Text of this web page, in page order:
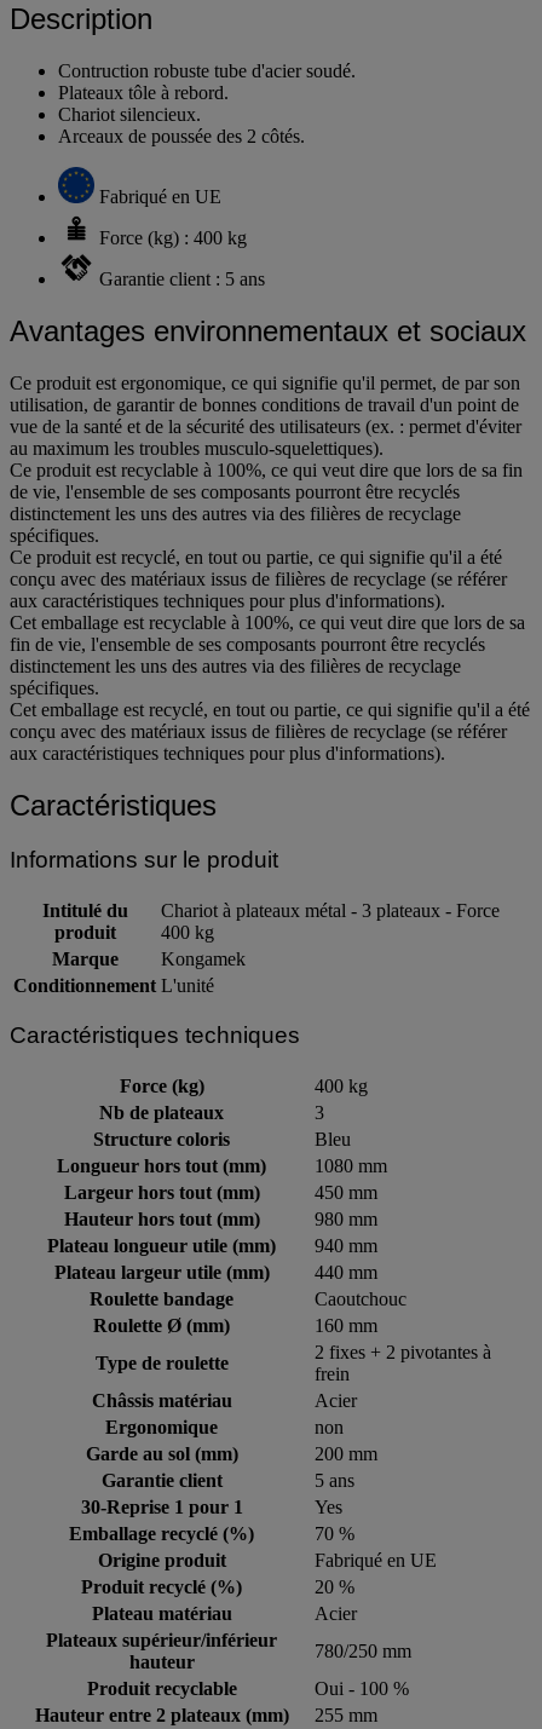
Description
Contruction robuste tube d'acier soudé.
Plateaux tôle à rebord.
Chariot silencieux.
Arceaux de poussée des 2 côtés.
Fabriqué en UE
Force (kg) : 400 kg
Garantie client : 5 ans
Avantages environnementaux et sociaux
Ce produit est ergonomique, ce qui signifie qu'il permet, de par son
utilisation, de garantir de bonnes conditions de travail d'un point de
vue de la santé et de la sécurité des utilisateurs (ex. : permet d'éviter
au maximum les troubles musculo-squelettiques).
Ce produit est recyclable à 100%, ce qui veut dire que lors de sa fin
de vie, l'ensemble de ses composants pourront être recyclés
distinctement les uns des autres via des filières de recyclage
spécifiques.
Ce produit est recyclé, en tout ou partie, ce qui signifie qu'il a été
conçu avec des matériaux issus de filières de recyclage (se référer
aux caractéristiques techniques pour plus d'informations).
Cet emballage est recyclable à 100%, ce qui veut dire que lors de sa
fin de vie, l'ensemble de ses composants pourront être recyclés
distinctement les uns des autres via des filières de recyclage
spécifiques.
Cet emballage est recyclé, en tout ou partie, ce qui signifie qu'il a été
conçu avec des matériaux issus de filières de recyclage (se référer
aux caractéristiques techniques pour plus d'informations).
Caractéristiques
Informations sur le produit
Intitulé du
produit
Chariot à plateaux métal - 3 plateaux - Force
400 kg
Marque
Kongamek
Conditionnement L'unité
Caractéristiques techniques
Force (kg)
400 kg
Nb de plateaux
3
Structure coloris
Bleu
Longueur hors tout (mm)
1080 mm
Largeur hors tout (mm)
450 mm
Hauteur hors tout (mm)
980 mm
Plateau longueur utile (mm)
940 mm
Plateau largeur utile (mm)
440 mm
Roulette bandage
Caoutchouc
Roulette Ø (mm)
160 mm
Type de roulette
2 fixes + 2 pivotantes à
frein
Châssis matériau
Acier
Ergonomique
non
Garde au sol (mm)
200 mm
Garantie client
5 ans
30-Reprise 1 pour 1
Yes
Emballage recyclé (%)
70 %
Origine produit
Fabriqué en UE
Produit recyclé (%)
20 %
Plateau matériau
Acier
Plateaux supérieur/inférieur
hauteur
780/250 mm
Produit recyclable
Oui - 100 %
Hauteur entre 2 plateaux (mm)
255 mm